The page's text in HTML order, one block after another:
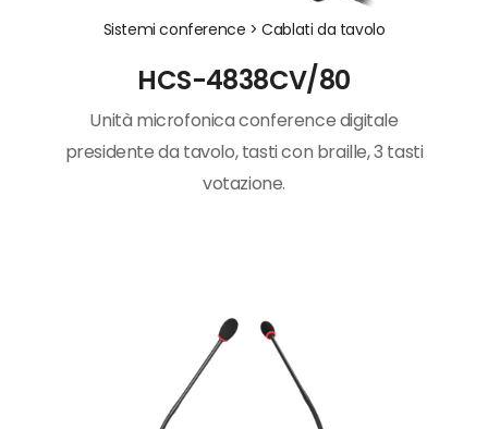
Sistemi conference >Cablati da tavolo
HCS-4838CV/80
Unità microfonica conference digitale
presidente da tavolo, tasti con braille, 3 tasti
votazione.